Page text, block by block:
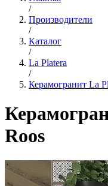
/
Производители
/
Каталог
/
La Platera
/
Керамогранит La
Roos